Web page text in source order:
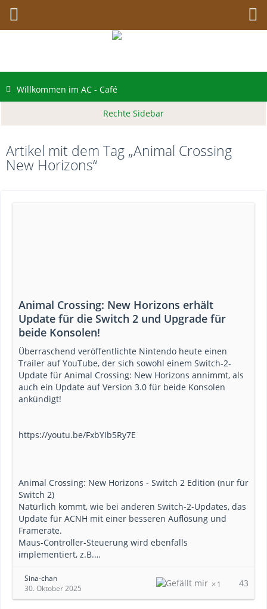
Willkommen im AC - Café
Artikel mit dem Tag „Animal Crossing
New Horizons“
Animal Crossing: New Horizons erhält
Update für die Switch 2 und Upgrade für
beide Konsolen!
Überraschend veröffentlichte Nintendo heute einen
Trailer auf YouTube, der sich sowohl einem Switch-2-
Update für Animal Crossing: New Horizons annimmt, als
auch ein Update auf Version 3.0 für beide Konsolen
ankündigt!
https://youtu.be/FxbYIb5Ry7E
Animal Crossing: New Horizons - Switch 2 Edition (nur für
Switch 2)
Natürlich kommt, wie bei anderen Switch-2-Updates, das
Update für ACNH mit einer besseren Auflösung und
Framerate.
Maus-Controller-Steuerung wird ebenfalls
implementiert, z.B.…
Sina-chan
30. Oktober 2025
1 43